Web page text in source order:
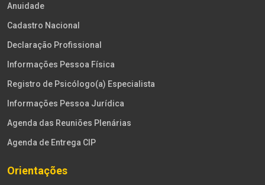
Anuidade
Cadastro Nacional
Declaração Profissional
Informações Pessoa Física
Registro de Psicólogo(a) Especialista
Informações Pessoa Jurídica
Agenda das Reuniões Plenárias
Agenda de Entrega CIP
Orientações